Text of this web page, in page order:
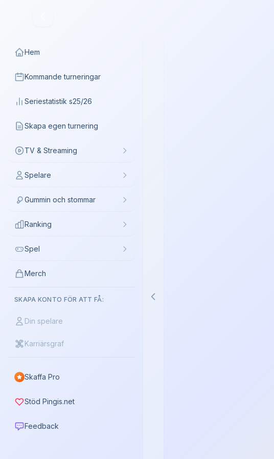
Hem
Kommande turneringar
Seriestatistik s25/26
Skapa egen turnering
TV & Streaming
Spelare
Gummin och stommar
Ranking
Spel
Merch
SKAPA KONTO FÖR ATT FÅ:
Din spelare
Karriärsgraf
Skaffa Pro
Stöd Pingis.net
Feedback